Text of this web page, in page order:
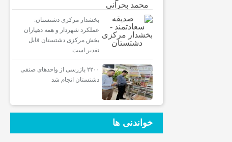
بخشدار مرکزی دشتستان:
عملکرد شهردار و همه دهیاران
بخش مرکزی دشتستان قابل
تقدیر است
۲۲۰۰ بازرسی از واحدهای صنفی
دشتستان انجام شد
خواندنی ها